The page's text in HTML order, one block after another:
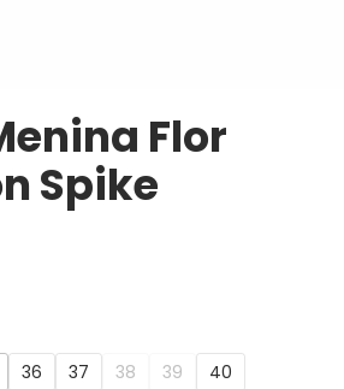
Flor
Spike
36 37 38 39 40